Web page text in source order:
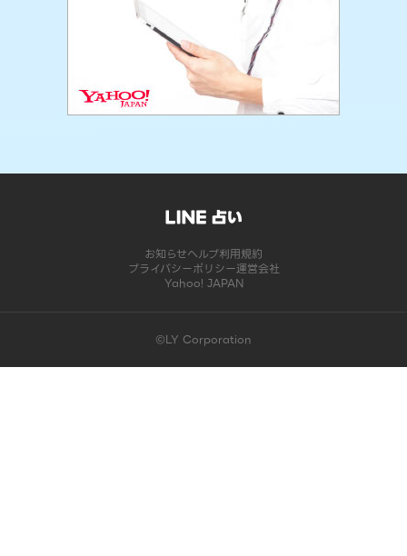
お知らせヘルプ利用規約
プライバシーポリシー運営会社
Yahoo! JAPAN
©LY Corporation
このコンテンツは掲載が終了しました | LINE占い